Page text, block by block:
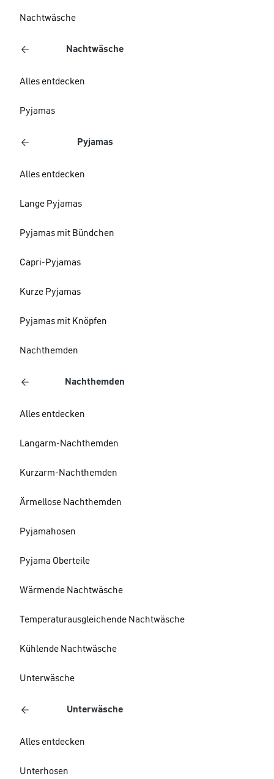
Nachtwäsche
Nachtwäsche
Alles entdecken
Pyjamas
Pyjamas
Alles entdecken
Lange Pyjamas
Pyjamas mit Bündchen
Capri-Pyjamas
Kurze Pyjamas
Pyjamas mit Knöpfen
Nachthemden
Nachthemden
Alles entdecken
Langarm-Nachthemden
Kurzarm-Nachthemden
Ärmellose Nachthemden
Pyjamahosen
Pyjama Oberteile
Wärmende Nachtwäsche
Temperaturausgleichende Nachtwäsche
Kühlende Nachtwäsche
Unterwäsche
Unterwäsche
Alles entdecken
Unterhosen